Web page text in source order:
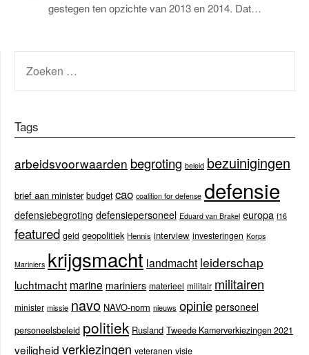
gestegen ten opzichte van 2013 en 2014. Dat…
NAAR:
Tags
arbeidsvoorwaarden begroting beleid bezuinigingen
brief aan minister budget cao coalition for defense defensie
defensiebegroting defensiepersoneel Eduard van Brakel europa f16
featured geld geopolitiek Hennis interview investeringen Korps
Mariniers krijgsmacht landmacht leiderschap
luchtmacht marine mariniers materieel militair militairen
minister missie navo NAVO-norm nieuws opinie personeel
personeelsbeleid politiek Rusland Tweede Kamerverkiezingen 2021
veiligheid verkiezingen veteranen visie